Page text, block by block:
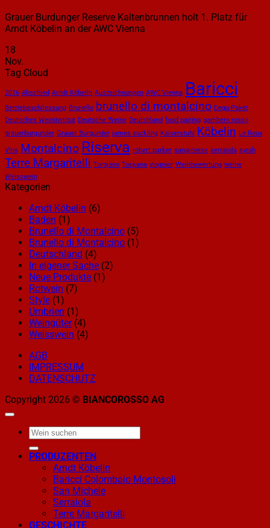
Grauer Burdunger Reserve Kaltenbrunnen holt 1. Platz für
Arndt Köbelin an der AWC Vienna
18
Nov.
Tag Cloud
2016 Abschied Arndt Köbelin Auszeichnungen AWC Vienna Baricci
Betriebsschliessung Brunello brunello di montalcino Degu-Paket
Deutsches Weininstitut Deutsche Weine Deutshland food pairing gambero rosso
grauerburgunder Grauer Burgunder james suckling Kaiserstuhl Köbelin Le Roux
Vins Montalcino Riserva robert parker sangiovese serraiola syrah
Terre Margaritelli Torgiano Toskana viognier Weinbewertung weine
Weisswein
Kategorien
Arndt Köbelin (6)
Baden (1)
Brunello di Montalcino (5)
Brunello di Montalcino (1)
Deutschland (4)
In eigener Sache (2)
Neue Produkte (1)
Rotwein (7)
Style (1)
Umbrien (1)
Weingüter(4)
Weisswein (4)
AGB
IMPRESSUM
DATENSCHUTZ
Copyright 2026 © BIANCOROSSO AG
PRODUZENTEN
Arndt Köbelin
Baricci Colombaio Montosoli
San Michele
Serraiola
Terre Margaritelli
GESCHICHTE